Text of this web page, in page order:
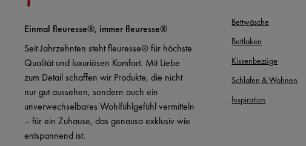
Einmal fleuresse®, immer fleuresse®
Seit Jahrzehnten steht fleuresse® für höchste
Qualität und luxuriösen Komfort. Mit Liebe
zum Detail schaffen wir Produkte, die nicht
nur gut aussehen, sondern auch ein
unverwechselbares Wohlfühlgefühl vermitteln
– für ein Zuhause, das genauso exklusiv wie
entspannend ist.
Bettwäsche
Bettlaken
Kissenbezüge
Schlafen & Wohnen
Inspiration